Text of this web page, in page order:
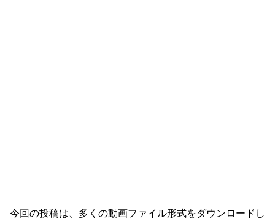
今回の投稿は、多くの動画ファイル形式をダウンロードし